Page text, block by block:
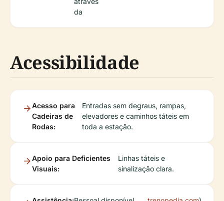
da
Acessibilidade
Acesso para
Cadeiras de
Rodas:
Entradas sem degraus, rampas,
elevadores e caminhos táteis em
toda a estação.
Apoio para Deficientes
Visuais:
Linhas táteis e
sinalização clara.